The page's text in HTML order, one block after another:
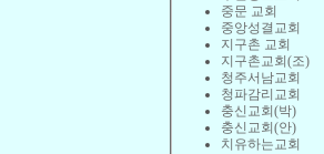
중문 교회
중앙성결교회
지구촌 교회
지구촌교회(조)
청주서남교회
청파감리교회
충신교회(박)
충신교회(안)
치유하는교회